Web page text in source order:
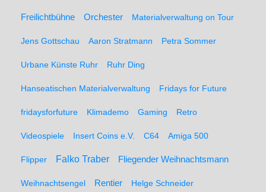
Freilichtbühne Orchester Materialverwaltung on Tour
Jens Gottschau Aaron Stratmann Petra Sommer
Urbane Künste Ruhr Ruhr Ding
Hanseatischen Materialverwaltung Fridays for Future
fridaysforfuture Klimademo Gaming Retro
Videospiele Insert Coins e.V. C64 Amiga 500
Flipper Falko Traber Fliegender Weihnachtsmann
Weihnachtsengel Rentier Helge Schneider